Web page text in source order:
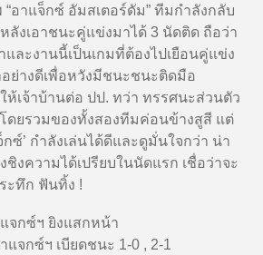
อาแจ็กซ์ อัมสเตอร์ดัม” ทีมกำลังกลับ
ลังเอาชนะคู่แข่งมาได้ 3 นัดติด ถือว่า
และงานนี้เป็นเกมที่ต้องไปเยือนคู่แข่ง
ย่างดีเพื่อหวังมีชนะชนะติดมือ
ห้เจ้าบ้านต่อ ปป. ทว่า ทรรศนะส่วนตัว
ดยรวมของทั้งสองทีมค่อนข้างสูสี แต่
กซ์’ กำลังเล่นได้ดีและดูมั่นใจกว่า น่า
ชิงความได้เปรียบในนัดแรก เชื่อว่าจะ
ะทึก ฟันทิ้ง !
จกซ์ฯ ยิงแสกหน้า
จกซ์ฯ เบียดชนะ 1-0 , 2-1